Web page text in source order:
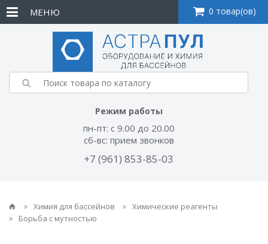
Режим работы
пн-пт: с 9.00 до 20.00
сб-вс: прием звонков
+7 (961) 853-85-03
МЕНЮ 0 товар(ов)
Химия для бассейнов
Химические реагенты
Борьба с мутностью